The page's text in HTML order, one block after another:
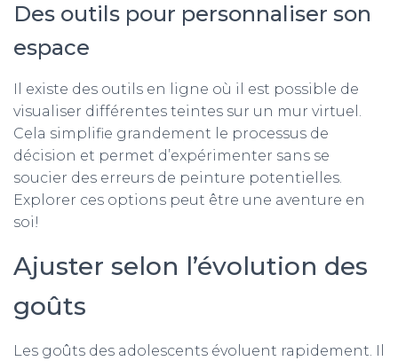
Des outils pour personnaliser son
espace
Il existe des outils en ligne où il est possible de
visualiser différentes teintes sur un mur virtuel.
Cela simplifie grandement le processus de
décision et permet d’expérimenter sans se
soucier des erreurs de peinture potentielles.
Explorer ces options peut être une aventure en
soi!
Ajuster selon l’évolution des
goûts
Les goûts des adolescents évoluent rapidement. Il